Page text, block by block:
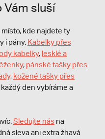
Vám sluší
kde najdete ty
i pány. Kabelky přes
kabelky, lesklé a
, pánské tašky přes
, kožené tašky přes
den vybíráme a
Sledujte nás na
sleva ani extra žhavá